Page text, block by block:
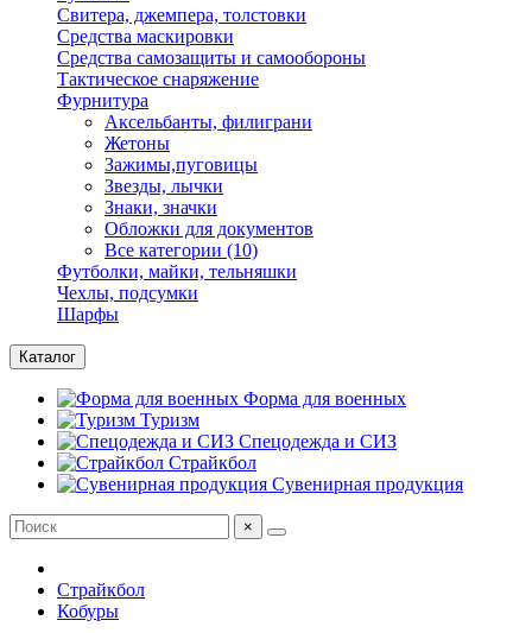
Свитера, джемпера, толстовки
Средства маскировки
Средства самозащиты и самообороны
Тактическое снаряжение
Фурнитура
Аксельбанты, филиграни
Жетоны
Зажимы,пуговицы
Звезды, лычки
Знаки, значки
Обложки для документов
Все категории (10)
Футболки, майки, тельняшки
Чехлы, подсумки
Шарфы
Каталог
Форма для военных
Туризм
Спецодежда и СИЗ
Страйкбол
Сувенирная продукция
×
Страйкбол
Кобуры